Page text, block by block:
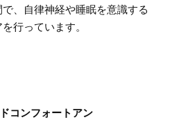
、自律神経や睡眠を意識する
行っています。
コンフォートアン